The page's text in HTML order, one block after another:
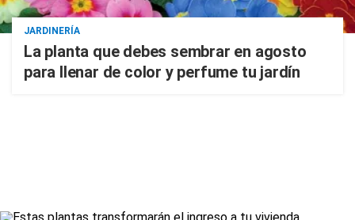
JARDINERÍA
La planta que debes sembrar en agosto
para llenar de color y perfume tu jardín